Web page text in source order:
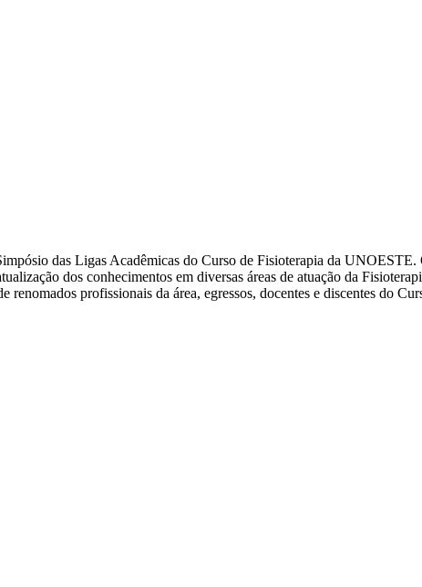
das Ligas Acadêmicas do Curso de Fisioterapia da UNOESTE.
dos conhecimentos em diversas áreas de atuação da
renomados profissionais da área, egressos, docentes e discentes do